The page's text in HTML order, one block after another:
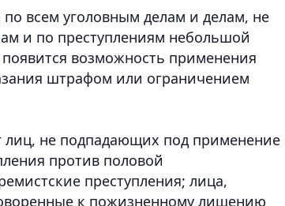
всем уголовным делам и делам, не
и по преступлениям небольшой
возможность применения
штрафом или ограничением
лиц, не подпадающих под применение
против половой
преступления; лица,
к пожизненному лишению